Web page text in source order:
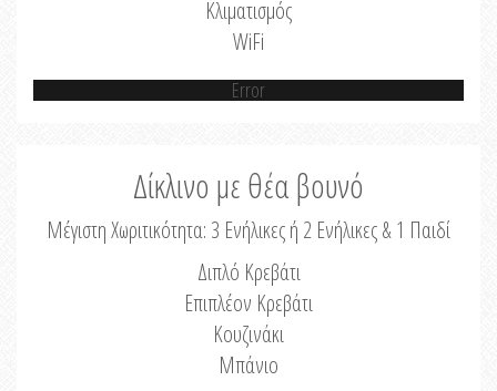
Κλιματισμός
WiFi
Error
Δίκλινο με θέα βουνό
Μέγιστη Χωριτικότητα: 3 Ενήλικες ή 2 Ενήλικες & 1 Παιδί
Διπλό Κρεβάτι
Επιπλέον Κρεβάτι
Κουζινάκι
Μπάνιο